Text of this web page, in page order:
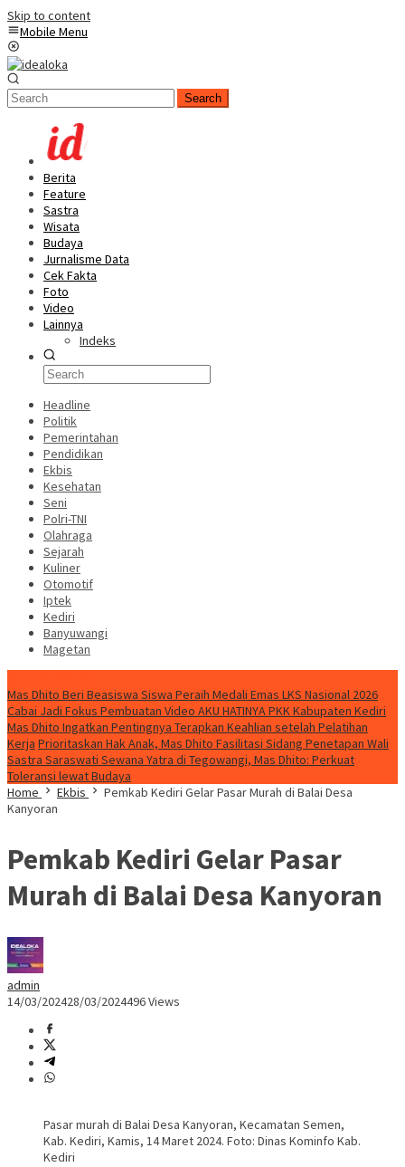
Skip to content
Mobile Menu
Search
Berita
Feature
Sastra
Wisata
Budaya
Jurnalisme Data
Cek Fakta
Foto
Video
Lainnya
Indeks
Headline
Politik
Pemerintahan
Pendidikan
Ekbis
Kesehatan
Seni
Polri-TNI
Olahraga
Sejarah
Kuliner
Otomotif
Iptek
Kediri
Banyuwangi
Magetan
Mas Dhito Beri Beasiswa Siswa Peraih Medali Emas LKS Nasional 2026
Cabai Jadi Fokus Pembuatan Video AKU HATINYA PKK Kabupaten Kediri
Mas Dhito Ingatkan Pentingnya Terapkan Keahlian setelah Pelatihan
Kerja Prioritaskan Hak Anak, Mas Dhito Fasilitasi Sidang Penetapan Wali
Sastra Saraswati Sewana Yatra di Tegowangi, Mas Dhito: Perkuat
Toleransi lewat Budaya
Home
Ekbis
Pemkab Kediri Gelar Pasar Murah di Balai Desa
Kanyoran
Pemkab Kediri Gelar Pasar
Murah di Balai Desa Kanyoran
admin
14/03/202428/03/2024496 Views
Pasar murah di Balai Desa Kanyoran, Kecamatan Semen,
Kab. Kediri, Kamis, 14 Maret 2024. Foto: Dinas Kominfo Kab.
Kediri